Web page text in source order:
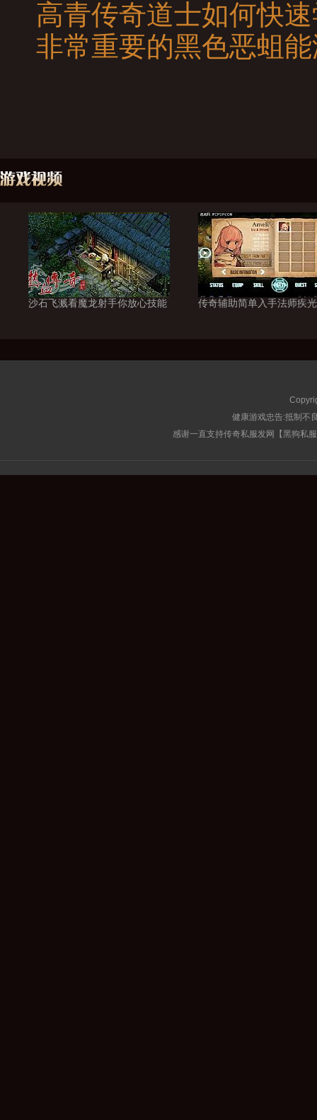
高青传奇道士如何快
非常重要的黑色恶蛆
沙石飞溅看魔龙射手你放心技能 传奇辅助简单入手法师疾
健康游戏忠告:抵制不
感谢一直支持传奇私服发网【黑狗私